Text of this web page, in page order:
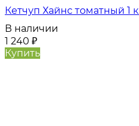
Кетчуп Хайнс томатный 1
В наличии
1 240 ₽
Купить